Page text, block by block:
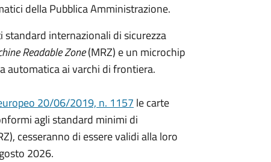
della Pubblica Amministrazione.
standard internazionali di sicurezza
Readable Zone(MRZ) e un microchip
automatica ai varchi di frontiera.
20/06/2019, n. 1157 le carte
agli standard minimi di
cesseranno di essere validi alla loro
2026.